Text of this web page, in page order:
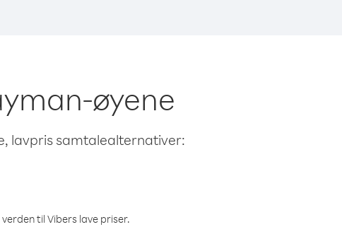
øyene
lavpris samtalealternativer:
til Vibers lave priser.